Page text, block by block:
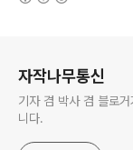
자작나무통신
기자 겸 박사 겸 블로
니다.